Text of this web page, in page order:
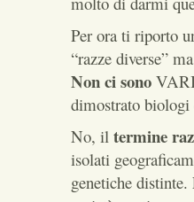
Per ora ti riporto
“razze diverse”
Non ci sono
dimostrato
No, il termine
isolati
genetiche